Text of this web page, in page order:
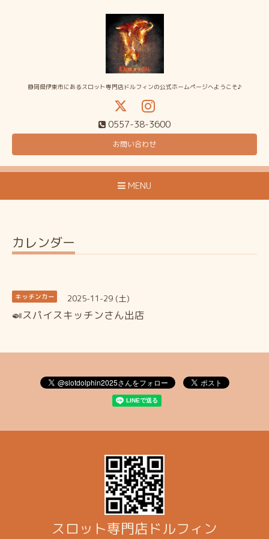
静岡県伊東市にあるスロット専門店ドルフィンの公式ホームページへようこそ♪
0557-38-3600
お問い合わせ
MENU
カレンダー
キッチンカー 2025-11-29 (土)
🍛スパイスキッチンさん出店
スロット専門店ドルフィン